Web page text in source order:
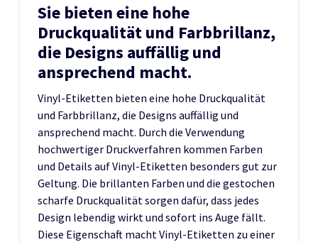
Sie bieten eine hohe
Druckqualität und Farbbrillanz,
die Designs auffällig und
ansprechend macht.
Vinyl-Etiketten bieten eine hohe Druckqualität
und Farbbrillanz, die Designs auffällig und
ansprechend macht. Durch die Verwendung
hochwertiger Druckverfahren kommen Farben
und Details auf Vinyl-Etiketten besonders gut zur
Geltung. Die brillanten Farben und die gestochen
scharfe Druckqualität sorgen dafür, dass jedes
Design lebendig wirkt und sofort ins Auge fällt.
Diese Eigenschaft macht Vinyl-Etiketten zu einer